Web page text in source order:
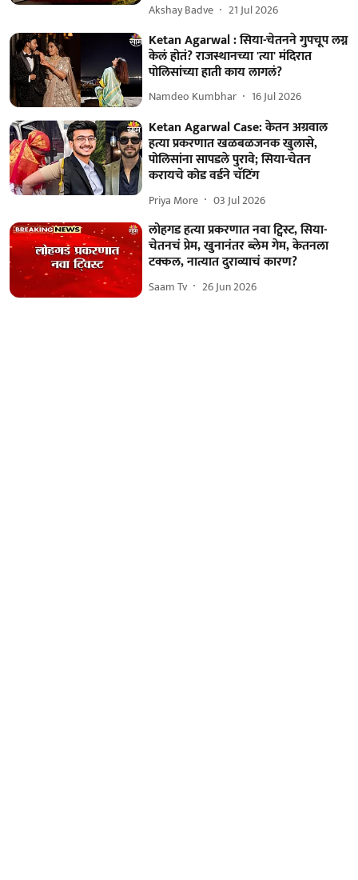
Akshay Badve 21 Jul 2026
Ketan Agarwal : सिया-चेतनने गुपचूप लग्न
केलं होतं? राजस्थानच्या 'त्या' मंदिरात
पोलिसांच्या हाती काय लागलं?
Namdeo Kumbhar 16 Jul 2026
Ketan Agarwal Case: केतन अग्रवाल
हत्या प्रकरणात खळबळजनक खुलासे,
पोलिसांना सापडले पुरावे; सिया-चेतन
करायचे कोड वर्डने चॅटिंग
Priya More 03 Jul 2026
लोहगड हत्या प्रकरणात नवा ट्विस्ट, सिया-
चेतनचं प्रेम, खुनानंतर ब्लेम गेम, केतनला
टक्कल, नात्यात दुराव्याचं कारण?
Saam Tv 26 Jun 2026